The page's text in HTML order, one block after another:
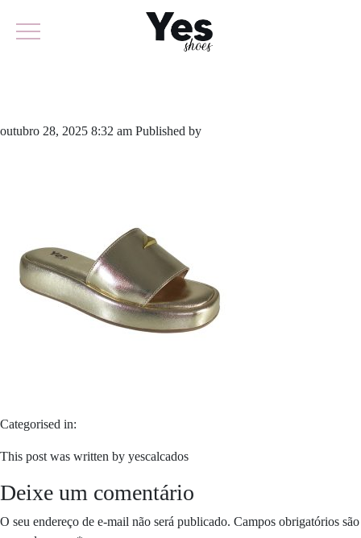
outubro 28, 2025 8:32 am Published by
Categorised in:
This post was written by yescalcados
Deixe um comentário
O seu endereço de e-mail não será publicado. Campos obrigatórios são